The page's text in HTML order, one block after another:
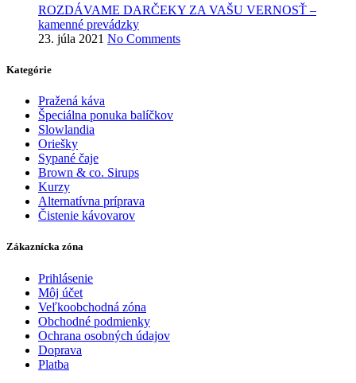
ROZDÁVAME DARČEKY ZA VAŠU VERNOSŤ –
kamenné prevádzky
23. júla 2021 No Comments
Kategórie
Pražená káva
Špeciálna ponuka balíčkov
Slowlandia
Oriešky
Sypané čaje
Brown & co. Sirups
Kurzy
Alternatívna príprava
Čistenie kávovarov
Zákaznícka zóna
Prihlásenie
Môj účet
Veľkoobchodná zóna
Obchodné podmienky
Ochrana osobných údajov
Doprava
Platba